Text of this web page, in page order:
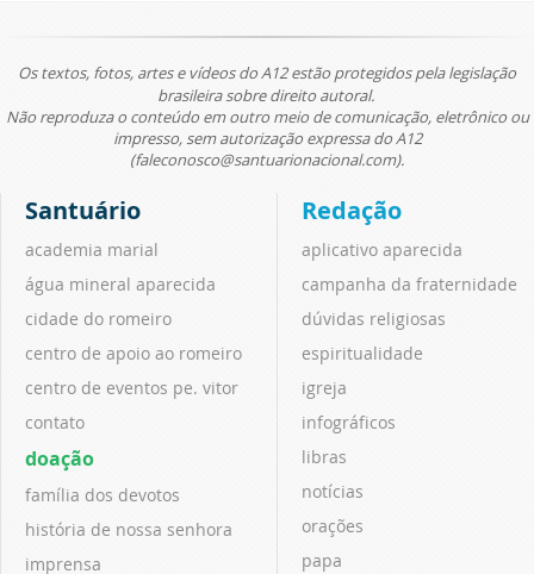
Os textos, fotos, artes e vídeos do A12 estão protegidos pela legislação
brasileira sobre direito autoral.
Não reproduza o conteúdo em outro meio de comunicação, eletrônico ou
impresso, sem autorização expressa do A12
(faleconosco@santuarionacional.com).
Santuário
academia marial
água mineral aparecida
cidade do romeiro
centro de apoio ao romeiro
centro de eventos pe. vitor
contato
doação
família dos devotos
história de nossa senhora
imprensa
Redação
aplicativo aparecida
campanha da fraternidade
dúvidas religiosas
espiritualidade
igreja
infográficos
libras
notícias
orações
papa